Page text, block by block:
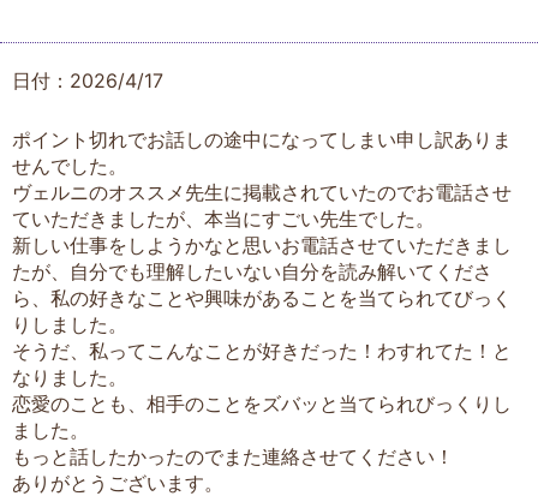
日付：2026/4/17
ポイント切れでお話しの途中になってしまい申し訳ありま
せんでした。
ヴェルニのオススメ先生に掲載されていたのでお電話させ
ていただきましたが、本当にすごい先生でした。
新しい仕事をしようかなと思いお電話させていただきまし
たが、自分でも理解したいない自分を読み解いてくださ
ら、私の好きなことや興味があることを当てられてびっく
りしました。
そうだ、私ってこんなことが好きだった！わすれてた！と
なりました。
恋愛のことも、相手のことをズバッと当てられびっくりし
ました。
もっと話したかったのでまた連絡させてください！
ありがとうございます。